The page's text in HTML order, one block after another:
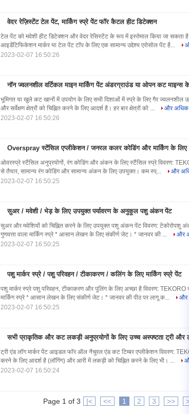
वेदर रेज़िस्टेंट टेल पेंट, मार्किंग स्प्रे पेंट फॉर कैटल हीट डिटेक्शन
टेल पेंट को मवेशी हीट डिटेक्शन और वेदर रेसिस्टेंट के रूप में इस्तेमाल किया जा सकता
आइडेंटिफिकेशन मार्कर या टेल पेंट टॉप के लिए एक सामान्य उद्देश्य एरोसोल पेंट है...
2023-02-07 16:50:26
नॉन ज्वलनशील वर्टिकल माइन मार्किंग पेंट अंडरग्राउंड या ओपन कट माइन्स
भूमिगत या खुले कट खानों में उपयोग के लिए सभी दिशाओं में स्प्रे के लिए गैर ज्वलनशील
और सर्वेक्षण क्षेत्रों को चिह्नित करने के लिए आदर्श है। हर बार क्षेत्रों को ...
और अधिक
2023-02-07 16:50:26
Overspray स्टेंसिल एप्लीकेशन / जनरल कलर कोडिंग और मार्किंग के लिए
ओवरस्प्रे स्टैंसिल अनुप्रयोगों, रंग कोडिंग और अंकन के लिए स्टैंसिल स्प्रे विवरण:
से तैयार, सामान्य रंग कोडिंग और सामान्य अंकन के लिए उपयुक्त। कम स्प्...
और
2023-02-07 16:50:25
सुअर / मवेशी / भेड़ के लिए उपयुक्त पर्यावरण के अनुकूल पशु अंकन पेंट
सुअर और मवेशियों को चिह्नित करने के लिए उपयुक्त पशु अंकन पेंट विवरण: टेकोरोपशु
गुणवत्ता वाला मार्किंग स्प्रे * आसान लेखन के लिए संकीर्ण जेट। * जानवर की ...
और
2023-02-07 16:50:25
पशु मार्कर स्प्रे / पशु परिवहन / टीकाकरण / कलिंग के लिए मार्किंग स्प्रे पेंट
पशु मार्कर स्प्रे पशु परिवहन, टीकाकरण और पुलिंग के लिए अच्छा है विवरण: TEKORO
मार्किंग स्प्रे * आसान लेखन के लिए संकीर्ण जेट। * जानवर की पीठ पर लागू क...
और
2023-02-07 16:50:25
सभी प्राकृतिक और कट लकड़ी अनुप्रयोगों के लिए उच्च अस्पष्टता ट्री और
ट्री एंड लॉग मार्कर पेंट आइडल फॉर ऑल नैचुरल एंड कट टिम्बर एप्लीकेशन विवरण:
करने के लिए आदर्श है (लॉगिंग) और आरी में लकड़ी को चिह्नित करने के लिए भी। ...
2023-02-07 16:50:24
Page 1 of 3 |< << 1 2 3 >>